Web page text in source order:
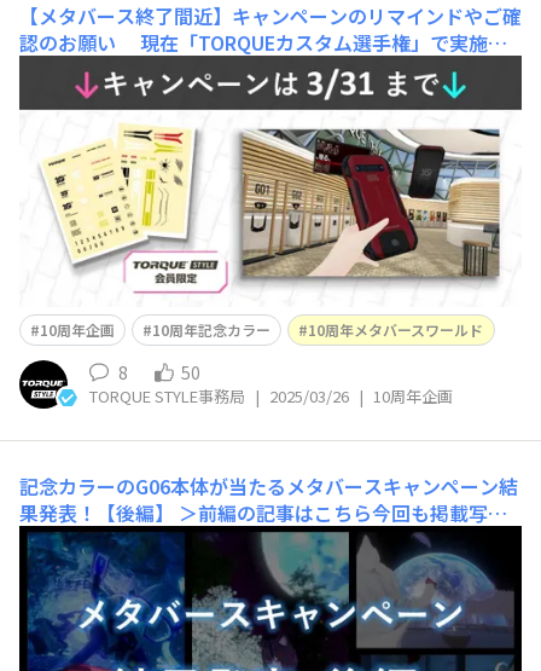
【メタバース終了間近】キャンペーンのリマインドやご確
認のお願い
現在「TORQUEカスタム選手権」で実施中
の以下キャンペーンについて、リマインドとご確認のお願
いです。 こちらの先着キャンペーンはまだもらえるチャ
ンスがございますので、まだの方はぜひご応募くださ
い！ ご確認のお願い すでにたくさんご応募いただいて
おりますが、以下すべての条件を満たせていな
10周年企画 10周年記念カラー 10周年メタバースワールド
8 50
TORQUE STYLE事務局 | 2025/03/26 | 10周年企画
記念カラーのG06本体が当たるメタバースキャンペーン結
果発表！【後編】
＞前編の記事はこちら今回も掲載写真
に投稿をリンクしていますので、ぜひタップしてご確認く
ださいね。 前回の記事で紹介できなかった方々を、こ
ちらでは紹介させていただきます。1人目は、、 kennz
ouさんです。『水中撮影！』評価ポイントすべての投稿
の中でも1,2を争う写真のクオリティ耐海水性